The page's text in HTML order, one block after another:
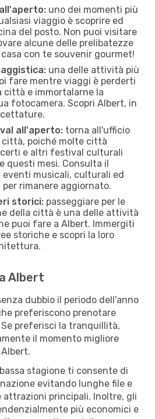
uno dei momenti più
viaggio è scoprire ed
del posto. Non puoi visitare
alcune delle prelibatezze
con te souvenir gourmet!
una delle attività più
fare mentre viaggi è perderti
città e immortalarne la
fotocamera. Scopri Albert, in
all'aperto: torna all'ufficio
città, poiché molte città
e altri festival culturali
questi mesi. Consulta il
eventi musicali, culturali ed
rimanere aggiornato.
storici: passeggiare per le
della città è una delle attività
puoi fare a Albert. Immergiti
storiche e scopri la loro
Albert
dubbio il periodo dell'anno
preferiscono prenotare
preferisci la tranquillità,
il momento migliore
stagione ti consente di
evitando lunghe file e
attrazioni principali. Inoltre, gli
più economici e